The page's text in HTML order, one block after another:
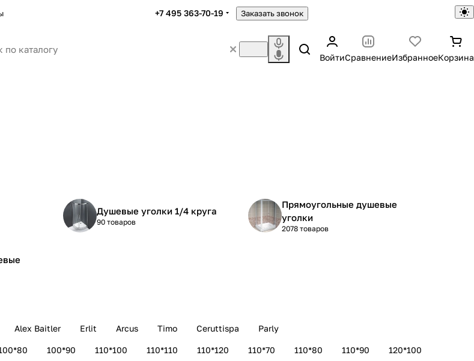
+7 495 363-70-19 Заказать звонок
ВойтиСравнениеИзбранноеКорзина
Душевые уголки 1/4 круга
90 товаров
Прямоугольные душевые
уголки
2078 товаров
Alex Baitler Erlit Arcus Timo Ceruttispa Parly
100*90 110*100 110*110 110*120 110*70 110*80 110*90 120*100